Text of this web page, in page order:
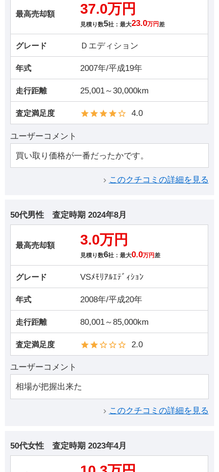
最高売却額 37.0万円
見積り数5社：最大23.0万円 差
グレード Ｄエディション
年式 2007年/平成19年
走行距離 25,001～30,000km
査定満足度 4.0
ユーザーコメント
買い取り価格が一番だったかです。
このクチコミの詳細を見る
50代男性 査定時期 2024年8月
最高売却額 3.0万円
見積り数6社：最大0.0万円差
グレード VSﾒﾓﾘｱﾙｴﾃﾞｨｼｮﾝ
年式 2008年/平成20年
走行距離 80,001～85,000km
査定満足度 2.0
ユーザーコメント
相場が把握出来た
このクチコミの詳細を見る
50代女性 査定時期 2023年4月